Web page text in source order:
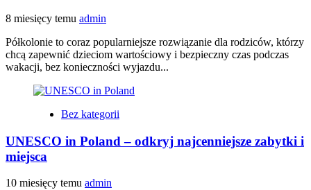
8 miesięcy temu admin
Półkolonie to coraz popularniejsze rozwiązanie dla rodziców, którzy
chcą zapewnić dzieciom wartościowy i bezpieczny czas podczas
wakacji, bez konieczności wyjazdu...
Bez kategorii
UNESCO in Poland – odkryj najcenniejsze zabytki i
miejsca
10 miesięcy temu admin